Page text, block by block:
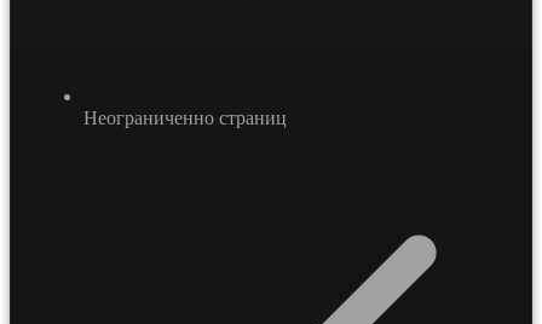
Неограниченно страниц